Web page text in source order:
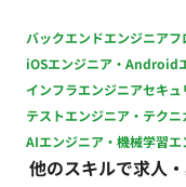
バックエンドエンジニアフ
iOSエンジニア・Android
インフラエンジニアセキュ
テストエンジニア・テクニ
AIエンジニア・機械学習エ
他のスキルで求人